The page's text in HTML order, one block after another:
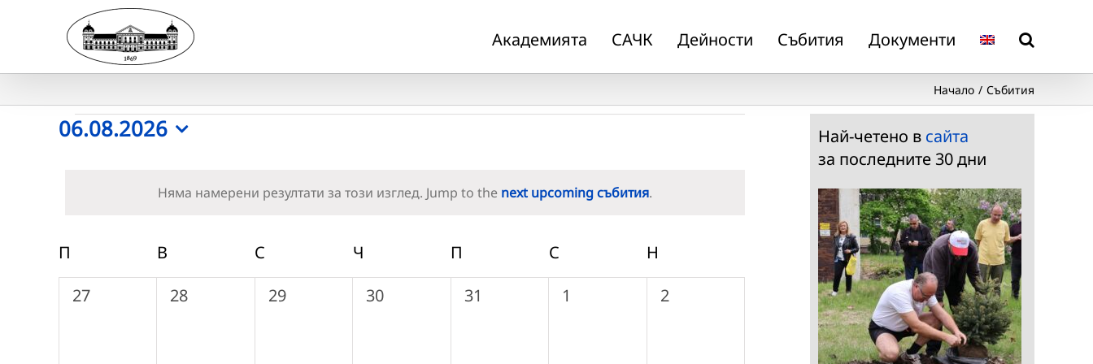
Академията САЧК Дейности Събития Документи
Начало Събития
Събития
Notice
Няма намерени резултати за този изглед. Jump to the next upcoming събития.
06.08.2026
Календар
на
П ПОНЕДЕЛНИК
В С Ч ЧЕТВЪРТЪКП С Н
0
27
0
28
0
29
0
30
0
31
0
1
0
2
Най-четено в сайта
за последните 30 дни